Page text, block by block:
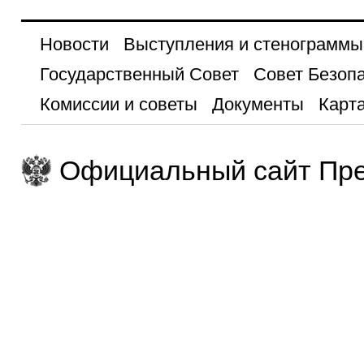
Новости
Выступления и стенограммы
Государственный Совет
Совет
Комиссии и советы
Документы
Официальный сайт